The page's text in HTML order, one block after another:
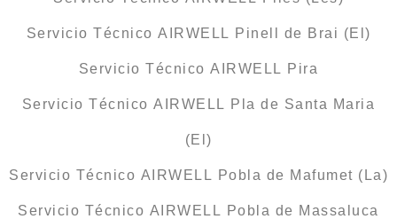
Servicio Técnico AIRWELL Pinell de Brai (El)
Servicio Técnico AIRWELL Pira
Servicio Técnico AIRWELL Pla de Santa Maria
(El)
Servicio Técnico AIRWELL Pobla de Mafumet (La)
Servicio Técnico AIRWELL Pobla de Massaluca